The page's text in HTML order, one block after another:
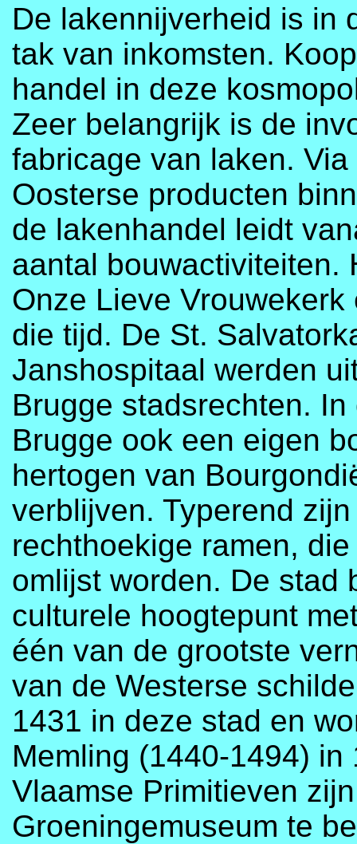
De lakennijverheid is in
tak van inkomsten.
handel in deze
Zeer belangrijk is de
fabricage van laken.
Oosterse producten
de lakenhandel leidt
aantal bouwactiviteiten.
Onze Lieve
die tijd. De St.
Janshospitaal werden
Brugge stadsrechten.
Brugge ook een eigen
hertogen van
verblijven. Typerend
rechthoekige ramen,
omlijst worden. De stad
culturele hoogtepunt
één van de grootste
van de Westerse
1431 in deze stad en
Memling (1440-1494)
Vlaamse Primitieven
Groeningemuseum te